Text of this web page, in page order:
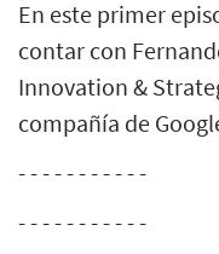
En este primer
contar con
Innovation &
compañía de
- - - - - - - - - - -
- - - - - - - - - - -